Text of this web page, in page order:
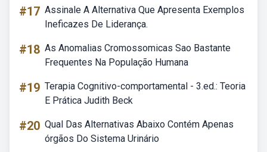
#17 Assinale A Alternativa Que Apresenta Exemplos
Ineficazes De Liderança.
#18 As Anomalias Cromossomicas Sao Bastante
Frequentes Na População Humana
#19 Terapia Cognitivo-comportamental - 3.ed.: Teoria
E Prática Judith Beck
#20 Qual Das Alternativas Abaixo Contém Apenas
órgãos Do Sistema Urinário